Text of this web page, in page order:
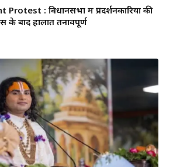
: विधानसभा में प्रदर्शनकारियों की
बाद हालात तनावपूर्ण